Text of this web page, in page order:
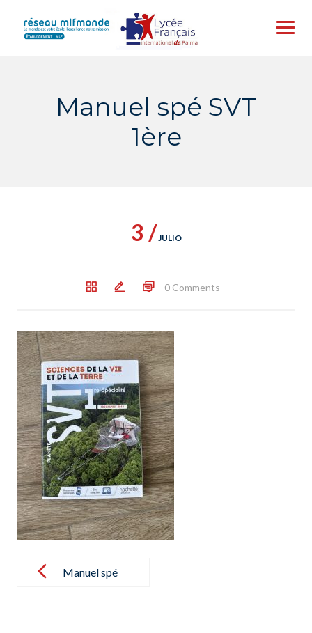
content
Manuel spé SVT
1ère
3 /JULIO
0 Comments
navigationManuel spé